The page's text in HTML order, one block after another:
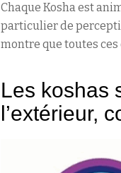
Chaque Kosha est
particulier de
montre que toutes
Les koshas
l’extérieur,